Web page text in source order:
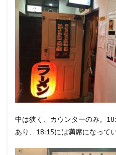
中は狭く、カウンターのみ。
あり、18:15には満席になって